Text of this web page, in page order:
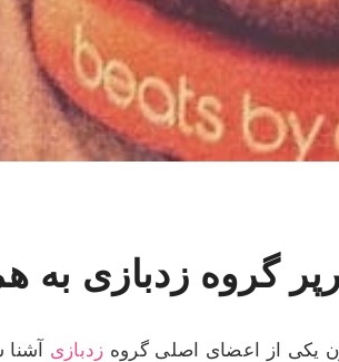
گروه زدبازی به
یکی از اعضای اصلی گروه زدبازی